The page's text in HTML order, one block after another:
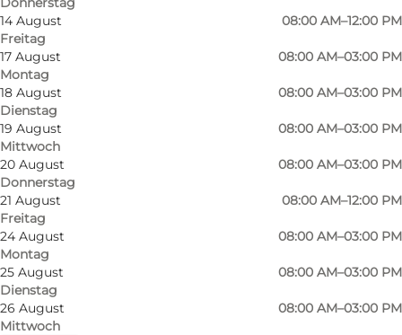
14 August
Freitag
08:00 AM–12:00 PM
17 August
Montag
08:00 AM–03:00 PM
18 August
Dienstag
08:00 AM–03:00 PM
19 August
Mittwoch
08:00 AM–03:00 PM
20 August
Donnerstag
08:00 AM–03:00 PM
21 August
Freitag
08:00 AM–12:00 PM
24 August
Montag
08:00 AM–03:00 PM
25 August
Dienstag
08:00 AM–03:00 PM
26 August
Mittwoch
08:00 AM–03:00 PM
Foto
©Sønderborg Turistbureau